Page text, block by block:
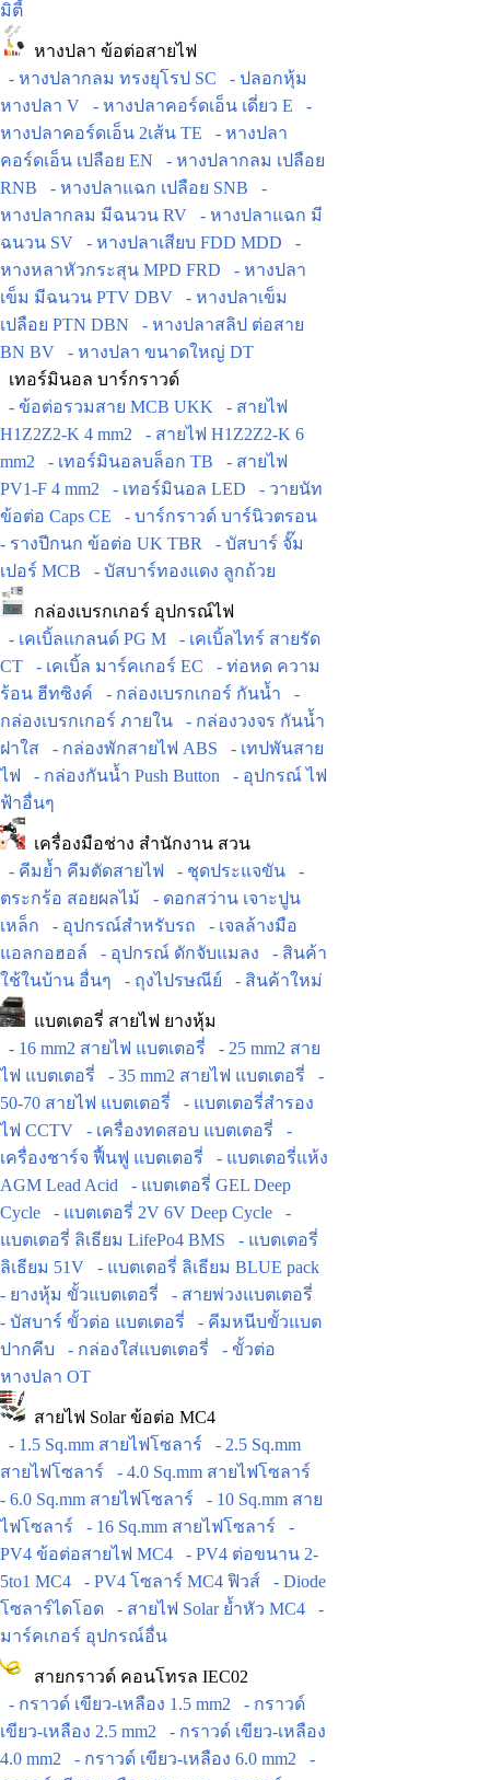
มิตี้
หางปลา ข้อต่อสายไฟ
- หางปลากลม ทรงยุโรป SC
- ปลอกหุ้ม
หางปลา V
- หางปลาคอร์ดเอ็น เดี่ยว E
-
หางปลาคอร์ดเอ็น 2เส้น TE
- หางปลา
คอร์ดเอ็น เปลือย EN
- หางปลากลม เปลือย
RNB
- หางปลาแฉก เปลือย SNB
-
หางปลากลม มีฉนวน RV
- หางปลาแฉก มี
ฉนวน SV
- หางปลาเสียบ FDD MDD
-
หางหลาหัวกระสุน MPD FRD
- หางปลา
เข็ม มีฉนวน PTV DBV
- หางปลาเข็ม
เปลือย PTN DBN
- หางปลาสลิป ต่อสาย
BN BV
- หางปลา ขนาดใหญ่ DT
เทอร์มินอล บาร์กราวด์
- ข้อต่อรวมสาย MCB UKK
- สายไฟ
H1Z2Z2-K 4 mm2
- สายไฟ H1Z2Z2-K 6
mm2
- เทอร์มินอลบล็อก TB
- สายไฟ
PV1-F 4 mm2
- เทอร์มินอล LED
- วายนัท
ข้อต่อ Caps CE
- บาร์กราวด์ บาร์นิวตรอน
- รางปีกนก ข้อต่อ UK TBR
- บัสบาร์ จั๊ม
เปอร์ MCB
- บัสบาร์ทองแดง ลูกถ้วย
กล่องเบรกเกอร์ อุปกรณ์ไฟ
- เคเบิ้ลแกลนด์ PG M
- เคเบิ้ลไทร์ สายรัด
CT
- เคเบิ้ล มาร์คเกอร์ EC
- ท่อหด ความ
ร้อน ฮีทซิงค์
- กล่องเบรกเกอร์ กันน้ำ
-
กล่องเบรกเกอร์ ภายใน
- กล่องวงจร กันน้ำ
ฝาใส
- กล่องพักสายไฟ ABS
- เทปพันสาย
ไฟ
- กล่องกันน้ำ Push Button
- อุปกรณ์ ไฟ
ฟ้าอื่นๆ
เครื่องมือช่าง สำนักงาน สวน
- คีมย้ำ คีมตัดสายไฟ
- ชุดประแจขัน
-
ตระกร้อ สอยผลไม้
- ดอกสว่าน เจาะปูน
เหล็ก
- อุปกรณ์สำหรับรถ
- เจลล้างมือ
แอลกอฮอล์
- อุปกรณ์ ดักจับแมลง
- สินค้า
ใช้ในบ้าน อื่นๆ
- ถุงไปรษณีย์ - สินค้าใหม่
แบตเตอรี่ สายไฟ ยางหุ้ม
- 16 mm2 สายไฟ แบตเตอรี่
- 25 mm2 สาย
ไฟ แบตเตอรี่
- 35 mm2 สายไฟ แบตเตอรี่
-
50-70 สายไฟ แบตเตอรี่
- แบตเตอรี่สำรอง
ไฟ CCTV
- เครื่องทดสอบ แบตเตอรี่
-
เครื่องชาร์จ ฟื้นฟู แบตเตอรี่
- แบตเตอรี่แห้ง
AGM Lead Acid
- แบตเตอรี่ GEL Deep
Cycle
- แบตเตอรี่ 2V 6V Deep Cycle
-
แบตเตอรี่ ลิเธียม LifePo4 BMS
- แบตเตอรี่
ลิเธียม 51V
- แบตเตอรี่ ลิเธียม BLUE pack
- ยางหุ้ม ขั้วแบตเตอรี่
- สายพ่วงแบตเตอรี่
- บัสบาร์ ขั้วต่อ แบตเตอรี่
- คีมหนีบขั้วแบต
ปากคีบ
- กล่องใส่แบตเตอรี่
- ขั้วต่อ
หางปลา OT
สายไฟ Solar ข้อต่อ MC4
- 1.5 Sq.mm สายไฟโซลาร์
- 2.5 Sq.mm
สายไฟโซลาร์
- 4.0 Sq.mm สายไฟโซลาร์
- 6.0 Sq.mm สายไฟโซลาร์
- 10 Sq.mm สาย
ไฟโซลาร์
- 16 Sq.mm สายไฟโซลาร์
-
PV4 ข้อต่อสายไฟ MC4
- PV4 ต่อขนาน 2-
5to1 MC4
- PV4 โซลาร์ MC4 ฟิวส์
- Diode
โซลาร์ไดโอด
- สายไฟ Solar ย้ำหัว MC4
-
มาร์คเกอร์ อุปกรณ์อื่น
สายกราวด์ คอนโทรล IEC02
- กราวด์ เขียว-เหลือง 1.5 mm2
- กราวด์
เขียว-เหลือง 2.5 mm2
- กราวด์ เขียว-เหลือง
4.0 mm2
- กราวด์ เขียว-เหลือง 6.0 mm2
-